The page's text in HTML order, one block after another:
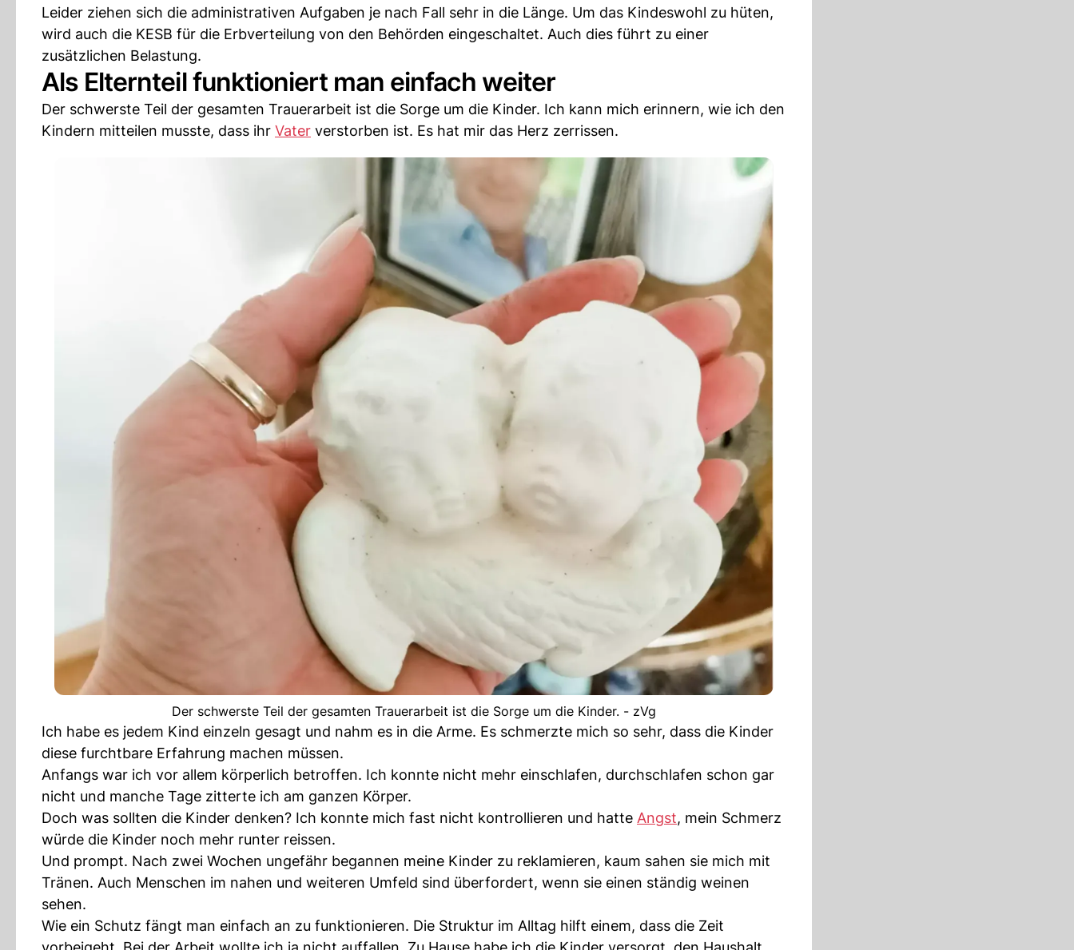
Leider ziehen sich die administrativen Aufgaben je nach Fall sehr in die Länge. Um das Kindeswohl zu hüten,
wird auch die KESB für die Erbverteilung von den Behörden eingeschaltet. Auch dies führt zu einer
zusätzlichen Belastung.
Als Elternteil funktioniert man einfach weiter
Der schwerste Teil der gesamten Trauerarbeit ist die Sorge um die Kinder. Ich kann mich erinnern, wie ich den
Kindern mitteilen musste, dass ihr Vater verstorben ist. Es hat mir das Herz zerrissen.
Der schwerste Teil der gesamten Trauerarbeit ist die Sorge um die Kinder. - zVg
Ich habe es jedem Kind einzeln gesagt und nahm es in die Arme. Es schmerzte mich so sehr, dass die Kinder
diese furchtbare Erfahrung machen müssen.
Anfangs war ich vor allem körperlich betroffen. Ich konnte nicht mehr einschlafen, durchschlafen schon gar
nicht und manche Tage zitterte ich am ganzen Körper.
Doch was sollten die Kinder denken? Ich konnte mich fast nicht kontrollieren und hatte Angst, mein Schmerz
würde die Kinder noch mehr runter reissen.
Und prompt. Nach zwei Wochen ungefähr begannen meine Kinder zu reklamieren, kaum sahen sie mich mit
Tränen. Auch Menschen im nahen und weiteren Umfeld sind überfordert, wenn sie einen ständig weinen
sehen.
Wie ein Schutz fängt man einfach an zu funktionieren. Die Struktur im Alltag hilft einem, dass die Zeit